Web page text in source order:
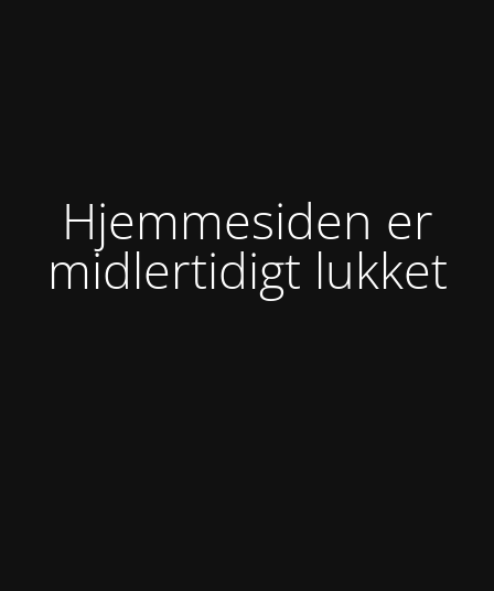
Hjemmesiden er
midlertidigt lukket